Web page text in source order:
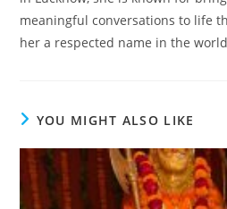
meaningful conversations to life
her a respected name in the
YOU MIGHT ALSO LIKE